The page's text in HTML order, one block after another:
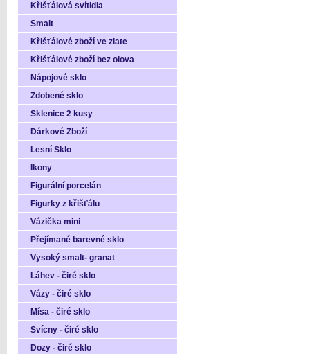
Křišťálová svítidla
Smalt
Křišťálové zboží ve zlate
Křišťálové zboží bez olova
Nápojové sklo
Zdobené sklo
Sklenice 2 kusy
Dárkové Zboží
Lesní Sklo
Ikony
Figurální porcelán
Figurky z křišťálu
Vázička mini
Přejímané barevné sklo
Vysoký smalt- granat
Láhev - čiré sklo
Vázy - čiré sklo
Mísa - čiré sklo
Svícny - čiré sklo
Dozy - čiré sklo